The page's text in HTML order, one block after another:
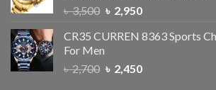
৳3,500 ৳ 2,950
CR35 CURREN 8363 Sports
For Men
৳2,700 ৳ 2,450